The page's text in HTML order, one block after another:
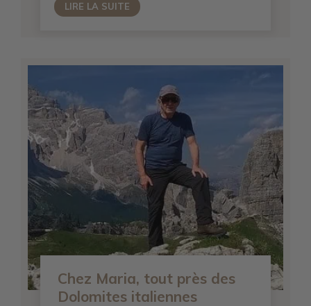
LIRE LA SUITE
Chez Maria, tout près des
Dolomites italiennes